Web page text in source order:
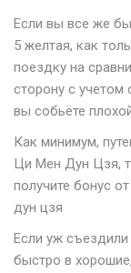
Если вы все же
5 желтая, как
поездку на
сторону с
вы собьёте
Как минимум,
Ци Мен Дун Цзя,
получите бонус
дун цзя
Если уж съездили
быстро в